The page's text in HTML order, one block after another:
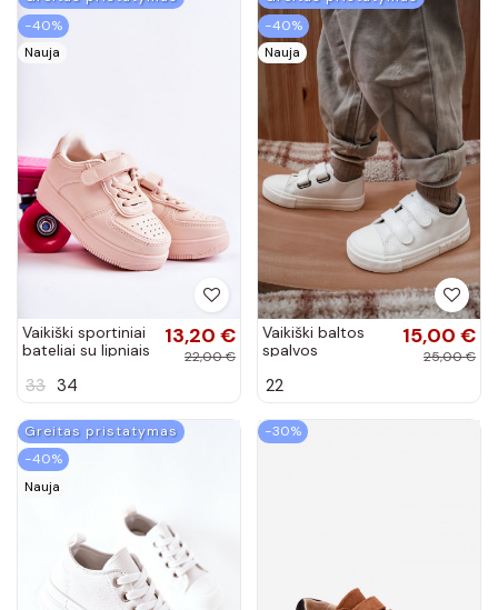
−40%
Nauja
Vaikiški sportiniai
bateliai su lipniais
rožinės spalvos
13,20 €
22,00 €
33 34
−40%
Nauja
Vaikiški baltos
spalvos
BIG STAR su
užsegimais
15,00 €
25,00 €
22
Greitas pristatymas
−40%
Nauja
−30%